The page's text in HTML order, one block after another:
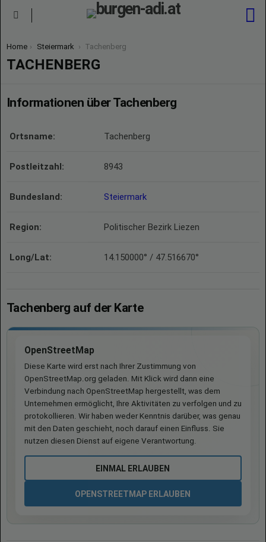
You are here:
Home Steiermark Tachenberg
TACHENBERG
Informationen über Tachenberg
Ortsname: Tachenberg
Postleitzahl: 8943
Bundesland: Steiermark
Region: Politischer Bezirk Liezen
Long/Lat: 14.150000° / 47.516670°
Tachenberg auf der Karte
OpenStreetMap
Diese Karte wird erst nach Ihrer Zustimmung von
OpenStreetMap.org geladen. Mit Klick wird dann eine
Verbindung nach OpenStreetMap hergestellt, was dem
Unternehmen ermöglicht, Ihre Aktivitäten zu verfolgen und zu
protokollieren. Wir haben weder Kenntnis darüber, was genau
mit den Daten geschieht, noch darauf einen Einfluss. Sie
nutzen diesen Dienst auf eigene Verantwortung.
EINMAL ERLAUBEN
OPENSTREETMAP ERLAUBEN